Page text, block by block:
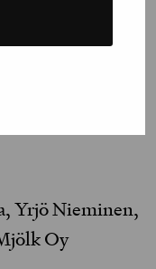
Yrjö Nieminen,
Oy